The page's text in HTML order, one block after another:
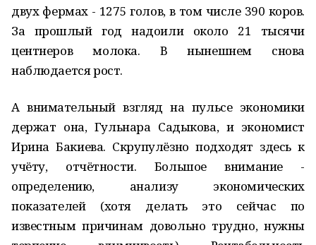
двух фермах - 1275 голов, в том числе 390 коров.
За прошлый год надоили около 21 тысячи
центнеров молока. В нынешнем снова
наблюдается рост.
А внимательный взгляд на пульсе экономики
держат она, Гульнара Садыкова, и экономист
Ирина Бакиева. Скрупулёзно подходят здесь к
учёту, отчётности. Большое внимание -
определению, анализу экономических
показателей (хотя делать это сейчас по
известным причинам довольно трудно, нужны